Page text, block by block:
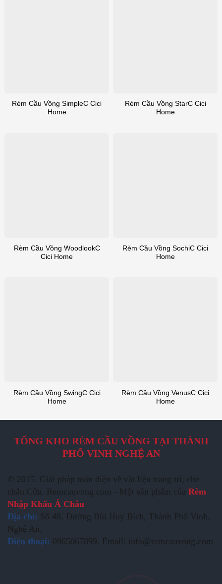
Rèm Cầu Vồng SimpleC Cici
Home
Rèm Cầu Vồng StarC Cici
Home
Rèm Cầu Vồng WoodlookC
Cici Home
Rèm Cầu Vồng SochiC Cici
Home
Rèm Cầu Vồng SwingC Cici
Home
Rèm Cầu Vồng VenusC Cici
Home
TỔNG KHO RÈM CẦU VỒNG TẠI THÀNH
PHỐ VINH NGHỆ AN
© 2015. Giải pháp toàn diện về vật liệu trang trí, che
chắn Cửa. Remcauvong.com - Một sản phẩm của Rèm
Nhập Khẩu Á Châu
Địa chỉ: Số 48, Đường Bùi Huy Bích, Thành Phố Vinh,
Nghệ An.
Điện thoại: 0965067899. Email: info@remcauvong.com